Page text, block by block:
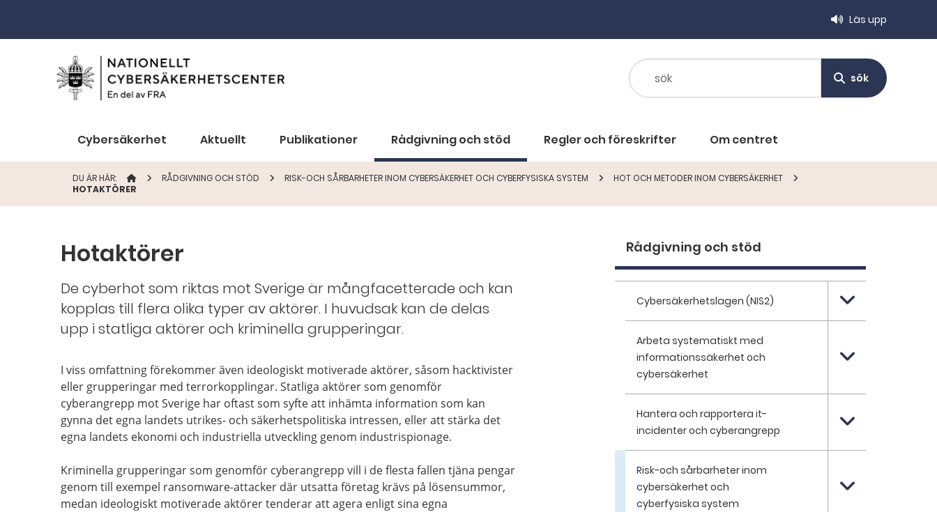
Läs upp
sök
sök
Cybersäkerhet Aktuellt Publikationer Rådgivning och stöd Regler och föreskrifter Om centret
DU ÄR HÄR: STARTSIDANRÅDGIVNING OCH STÖD RISK-OCH SÅRBARHETER INOM CYBERSÄKERHET OCH CYBERFYSISKA SYSTEM
HOT OCH METODER INOM CYBERSÄKERHET
HOTAKTÖRER
Hotaktörer
De cyberhot som riktas mot Sverige är mångfacetterade och kan
kopplas till flera olika typer av aktörer. I huvudsak kan de delas
upp i statliga aktörer och kriminella grupperingar.
I viss omfattning förekommer även ideologiskt motiverade aktörer, såsom hacktivister
eller grupperingar med terrorkopplingar. Statliga aktörer som genomför
cyberangrepp mot Sverige har oftast som syfte att inhämta information som kan
gynna det egna landets utrikes- och säkerhetspolitiska intressen, eller att stärka det
egna landets ekonomi och industriella utveckling genom industrispionage.
Kriminella grupperingar som genomför cyberangrepp vill i de flesta fallen tjäna pengar
genom till exempel ransomware-attacker där utsatta företag krävs på lösensummor,
medan ideologiskt motiverade aktörer tenderar att agera enligt sina egna
Rådgivning och stöd
Cybersäkerhetslagen (NIS2)
Arbeta systematiskt med
informationssäkerhet och
cybersäkerhet
Hantera och rapportera it-
incidenter och cyberangrepp
Risk-och sårbarheter inom
cybersäkerhet och
cyberfysiska system